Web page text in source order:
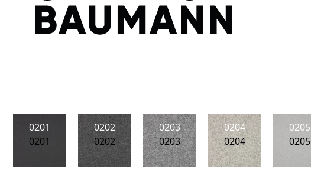
0201
0201
0202
0202
0203
0203
0204
0204
0205
0205